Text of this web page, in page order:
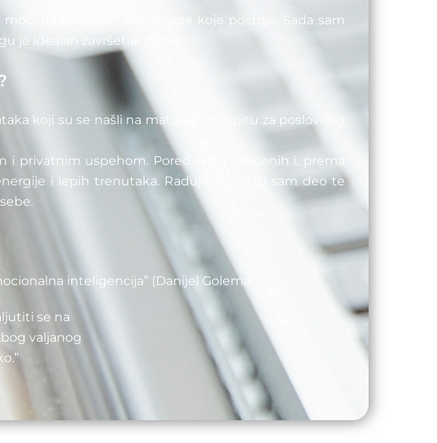
da pročitam SVE knjige koje postoje. Sada sam
je idealan završetak dana!
koji su se našli na maturskom ispitu za poslovnog
privatnim uspehom. Pored vrlo posećenih i, prema
i lepih trenutaka. Radujem se što sam deo te
inteligencija” (Danijel Goleman):
se na
valjanog